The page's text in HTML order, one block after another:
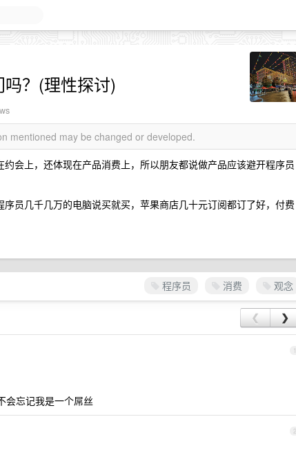
？(理性探讨)
mentioned may be changed or developed.
会上，还体现在产品消费上，所以朋友都说做产品应该避开程序员
员几千几万的电脑说买就买，苹果商店几十元订阅都订了好，付费
程序员 消费 观念
❮ ❯
1
会忘记我是一个屌丝
2